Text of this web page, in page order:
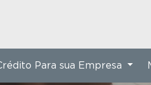
Para sua Empresa